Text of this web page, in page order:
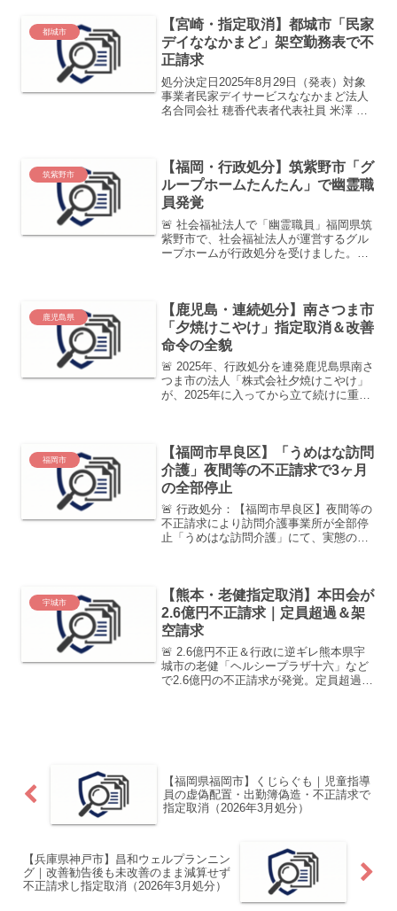
都城市
【宮崎・指定取消】都城市「民家
デイななかまど」架空勤務表で不
正請求
処分決定日2025年8月29日（発表）対象
事業者民家デイサービスななかまど法人
名合同会社 穂香代表者代表社員 米澤 明
（20...
筑紫野市
【福岡・行政処分】筑紫野市「グ
ループホームたんたん」で幽霊職
員発覚
🚨 社会福祉法人で「幽霊職員」福岡県筑
紫野市で、社会福祉法人が運営するグル
ープホームが行政処分を受けました。計
正受給額は約716万円...
鹿児島県
【鹿児島・連続処分】南さつま市
「夕焼けこやけ」指定取消＆改善
命令の全貌
🚨 2025年、行政処分を連発鹿児島県南さ
つま市の法人「株式会社夕焼けこやけ」
が、2025年に入ってから立て続けに重い
事態です...
福岡市
【福岡市早良区】「うめはな訪問
介護」夜間等の不正請求で3ヶ月
の全部停止
🚨 行政処分：【福岡市早良区】夜間等の
不正請求により訪問介護事業所が全部停
止「うめはな訪問介護」にて、実態のな
ヶ月の全部停止処分を...
宇城市
【熊本・老健指定取消】本田会が
2.6億円不正請求｜定員超過＆架
空請求
🚨 2.6億円不正＆行政に逆ギレ熊本県宇
城市の老健「ヘルシープラザ十六」など
で2.6億円の不正請求が発覚。定員超過を
【福岡県福岡市】くじらぐも｜児童指導
員の虚偽配置・出勤簿偽造・不正請求で
指定取消（2026年3月処分）
【兵庫県神戸市】昌和ウェルプランニン
グ｜改善勧告後も未改善のまま減算せず
不正請求し指定取消（2026年3月処分）